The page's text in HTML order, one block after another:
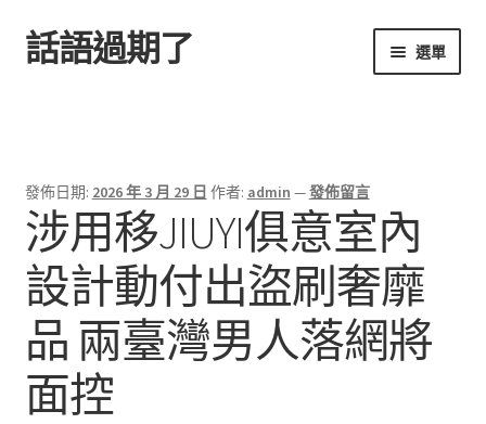
跳
至
跳
至
話語過期了 選單
發佈日期: 2026 年 3 月 29 日 作者: admin —發佈留言
涉用移JIUYI俱意室內
設計動付出盜刷奢靡
品 兩臺灣男人落網將
面控